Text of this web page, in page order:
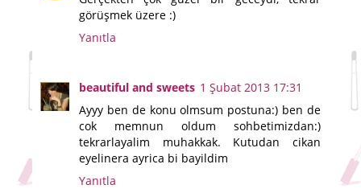
görüşmek üzere :)
Yanıtla
beautiful and sweets 1 Şubat 2013 17:31
Ayyy ben de konu olmsum postuna:) ben de
cok memnun oldum sohbetimizdan:)
tekrarlayalim muhakkak. Kutudan cikan
eyelinera ayrica bi bayildim
Yanıtla